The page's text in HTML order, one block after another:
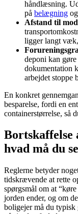
håndlæsning.
på belægning
Afstand til
ligger langt
deponi kan
dokumentation
arbejdet stoppe
En konkret
besparelse, fordi en
containerstørrelse, så
hvad må du
Reglerne betyder
tidskrævende at rette
spørgsmål om at
jorden ender, og om
boligejer må du typisk